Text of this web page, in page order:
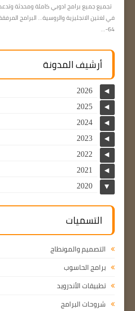
تجميع جميع برامج ادوبي كاملة ومحدثة وتدعم
64-...
أرشيف المدونة
◄
2026
◄
2025
◄
2024
◄
2023
◄
2022
◄
2021
▼
2020
التسميات
التصميم والمونطاج
برامج الحاسوب
تطبيقات الأندرويد
شروحات البرامج